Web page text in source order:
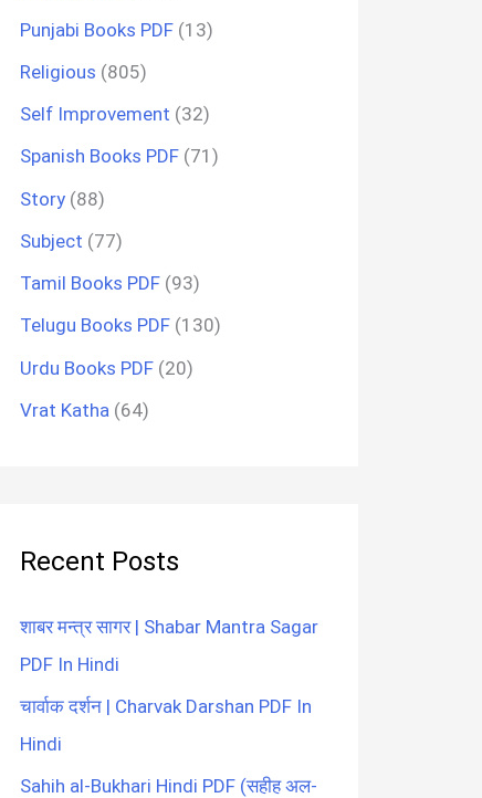
Punjabi Books PDF (13)
Religious (805)
Self Improvement (32)
Spanish Books PDF (71)
Story (88)
Subject (77)
Tamil Books PDF (93)
Telugu Books PDF (130)
Urdu Books PDF (20)
Vrat Katha (64)
Recent Posts
शाबर मन्त्र सागर | Shabar Mantra Sagar
PDF In Hindi
चार्वाक दर्शन | Charvak Darshan PDF In
Hindi
Sahih al-Bukhari Hindi PDF (सहीह अल-